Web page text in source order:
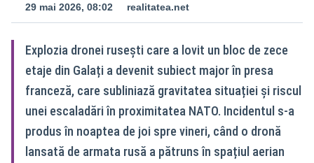
29 mai 2026, 08:02 realitatea.net
Explozia dronei rusești care a lovit un bloc de zece
etaje din Galați a devenit subiect major în presa
franceză, care subliniază gravitatea situației și riscul
unei escaladări în proximitatea NATO. Incidentul s‑a
produs în noaptea de joi spre vineri, când o dronă
lansată de armata rusă a pătruns în spațiul aerian